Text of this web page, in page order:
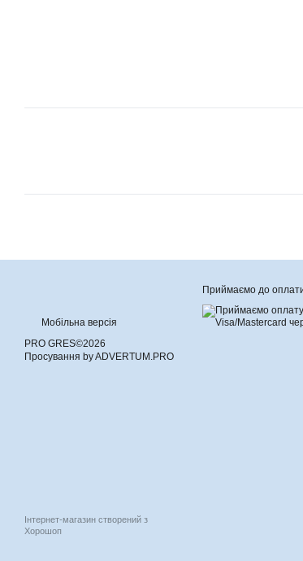
Мобільна версія
PRO GRES©2026
Просування by ADVERTUM.PRO
Інтернет-магазин створений з
Хорошоп
Приймаємо до